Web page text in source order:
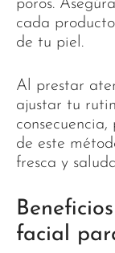
poros.
cada
de tu piel.
Al prestar
ajustar tu
de este
fresca y
facial